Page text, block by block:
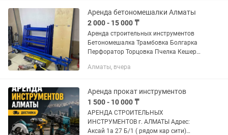
Аренда бетономешалки Алматы
2 000 - 15 000 ₸
Аренда строительных инструментов
Бетономешалка Трамбовка Болгарка
Перфоратор Торцовка Пчелка Кешер
дрель Лестница стремянка Триммер
Алматы, вчера
Аренда прокат инструментов
1 500 - 10 000 ₸
АРЕНДА СТРОИТЕЛЬНЫХ
ИНСТРУМЕНТОВ г. АЛМАТЫ Адрес:
Аксай 1а 27 Б/1 ( рядом кар сити)